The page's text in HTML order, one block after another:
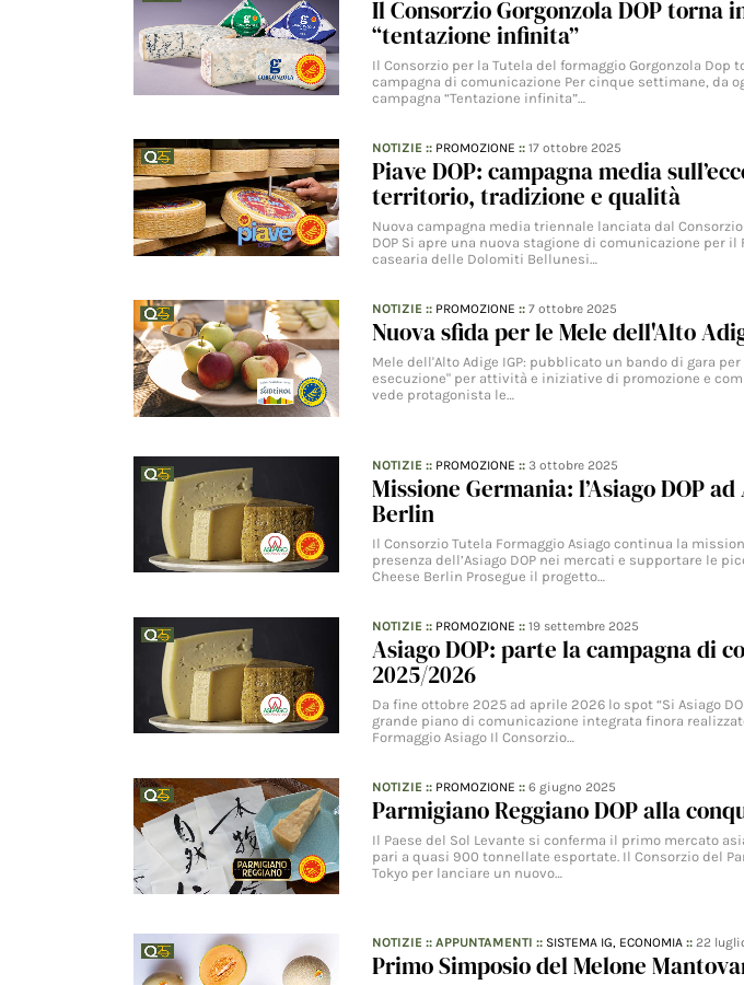
Il Consorzio Gorgonzola DOP torna
“tentazione infinita”
Il Consorzio per la Tutela del formaggio Gorgonzola Dop
campagna di comunicazione Per cinque settimane, da
campagna “Tentazione infinita”…
NOTIZIE :: PROMOZIONE ::17 ottobre 2025
Piave DOP: campagna media
territorio, tradizione e qualità
Nuova campagna media triennale lanciata dal
DOP Si apre una nuova stagione di comunicazione per il
casearia delle Dolomiti Bellunesi…
NOTIZIE :: PROMOZIONE ::7 ottobre 2025
Nuova sfida per le Mele dell'Alto
Mele dell'Alto Adige IGP: pubblicato un bando di gara
esecuzione" per attività e iniziative di promozione e
vede protagonista le…
NOTIZIE :: PROMOZIONE ::3 ottobre 2025
Missione Germania: l’Asiago DOP
Berlin
Il Consorzio Tutela Formaggio Asiago continua la
presenza dell’Asiago DOP nei mercati e supportare le
Cheese Berlin Prosegue il progetto…
NOTIZIE :: PROMOZIONE ::19 settembre 2025
Asiago DOP: parte la campagna di
2025/2026
Da fine ottobre 2025 ad aprile 2026 lo spot “Si Asiago
grande piano di comunicazione integrata finora
Formaggio Asiago Il Consorzio…
NOTIZIE :: PROMOZIONE ::6 giugno 2025
Parmigiano Reggiano DOP alla
Il Paese del Sol Levante si conferma il primo mercato
pari a quasi 900 tonnellate esportate. Il Consorzio del
Tokyo per lanciare un nuovo…
NOTIZIE ::APPUNTAMENTI :: SISTEMA IG, ECONOMIA ::22
Primo Simposio del Melone